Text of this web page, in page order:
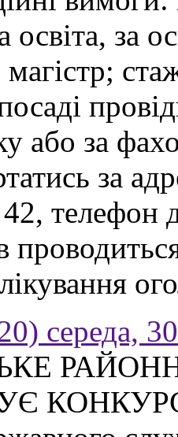
освіта, за
магістр;
або за
за
телефон
середа,
КОНКУРС